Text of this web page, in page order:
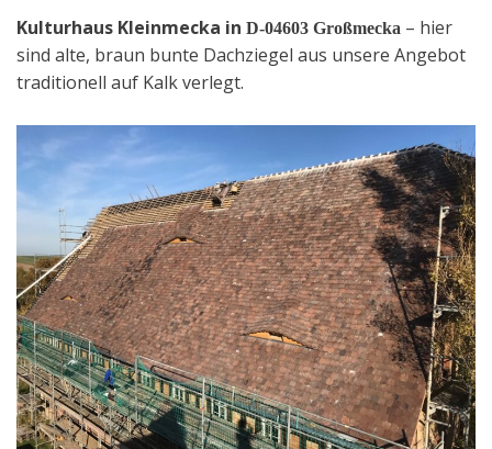
Kulturhaus Kleinmecka in D-04603 Großmecka – hier
sind alte, braun bunte Dachziegel aus unsere Angebot
traditionell auf Kalk verlegt.